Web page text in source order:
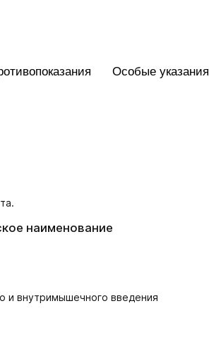
Особые указания
наименование
и внутримышечного введения